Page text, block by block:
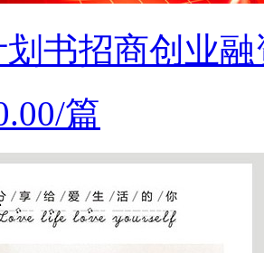
书招商创业
篇